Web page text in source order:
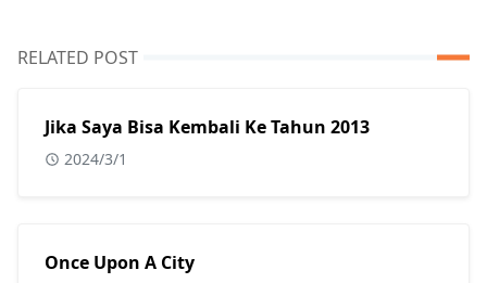
RELATED POST
Jika Saya Bisa Kembali Ke Tahun 2013
2024/3/1
Once Upon A City